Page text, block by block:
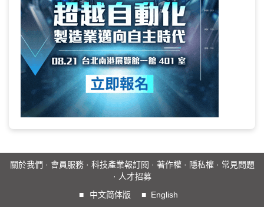
關於我們 · 會員服務· 科技產業報訂閱 · 著作權· 隱私權· 常見問題
· 人才招募
■
中文简体版 ■ English